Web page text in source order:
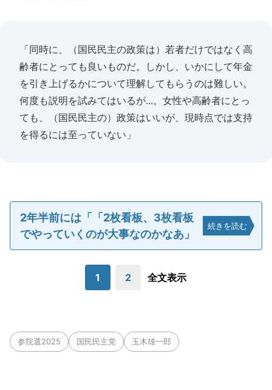
「同時に、（国民民主の政策は）若者だけではなく高
齢者にとっても良いものだ。しかし、いかにして年金
を引き上げるかについて理解してもらうのは難しい。
何度も説明を試みてはいるが...。女性や高齢者にとっ
ても、（国民民主の）政策はいいが、現時点では支持
を得るには至っていない」
2年半前には「「2枚看板、3枚看板
でやっていくのが大事なのかなあ」
続きを読む
1 2 全文表示
参院選2025 国民民主党 玉木雄一郎